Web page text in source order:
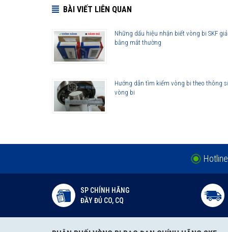
Sau khi mở hộp LGWA 2 để sử dụng, Nếu lượng mỡ còn
bơm mỡchuyên nghiệp của SKF để có hiệu quả tốt nhất.
Cách lựa chọn các loại mỡ bôi trơn vòng bi
Kiến thức về bôi trơn vòng bi
LGWA 2 - Mỡ dãy nhiệt độ rộng được phân phối
BÀI VIẾT LIÊN QUAN
Những dấu hiệu nhận biết vòng bi SKF giả
bằng mắt thường
Hướng dẫn tìm kiếm vòng bi theo thông
vòng bi
SP CHÍNH HÃNG
ĐẦY ĐỦ CO, CQ